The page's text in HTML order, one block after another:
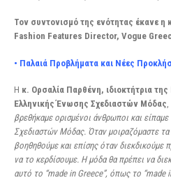
Τον συντονισμό της ενότητας έκανε η
Fashion Features Director, Vogue
• Παλαιά Προβλήματα και Νέες
Η κ. Ορσαλία Παρθένη, ιδιοκτήτρια
Ελληνικής Ένωσης Σχεδιαστών Μόδας,
βρεθήκαμε ορισμένοι άνθρωποι και
Σχεδιαστών Μόδας. Όταν μοιραζόμαστε
βοηθηθούμε και επίσης όταν διεκδικούμε
να το κερδίσουμε. Η μόδα θα πρέπει να
αυτό το “made in Greece”, όπως το “made